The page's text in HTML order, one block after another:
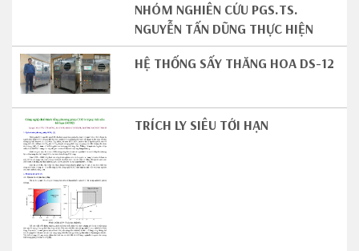
NHÓM NGHIÊN CỨU PGS.TS.
NGUYỄN TẤN DŨNG THỰC HIỆN
HỆ THỐNG SẤY THĂNG HOA DS-12
TRÍCH LY SIÊU TỚI HẠN